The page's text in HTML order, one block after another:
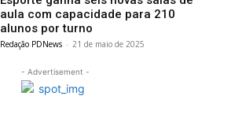
aula com capacidade para 210
alunos por turno
Redação PDNews - 21 de maio de 2025
- Advertisement -